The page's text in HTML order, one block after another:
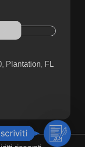
Plantation, FL
I
s